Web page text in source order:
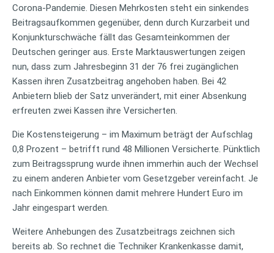
Corona-Pandemie. Diesen Mehrkosten steht ein sinkendes
Beitragsaufkommen gegenüber, denn durch Kurzarbeit und
Konjunkturschwäche fällt das Gesamteinkommen der
Deutschen geringer aus. Erste Marktauswertungen zeigen
nun, dass zum Jahresbeginn 31 der 76 frei zugänglichen
Kassen ihren Zusatzbeitrag angehoben haben. Bei 42
Anbietern blieb der Satz unverändert, mit einer Absenkung
erfreuten zwei Kassen ihre Versicherten.
Die Kostensteigerung – im Maximum beträgt der Aufschlag
0,8 Prozent – betrifft rund 48 Millionen Versicherte. Pünktlich
zum Beitragssprung wurde ihnen immerhin auch der Wechsel
zu einem anderen Anbieter vom Gesetzgeber vereinfacht. Je
nach Einkommen können damit mehrere Hundert Euro im
Jahr eingespart werden.
Weitere Anhebungen des Zusatzbeitrags zeichnen sich
bereits ab. So rechnet die Techniker Krankenkasse damit,